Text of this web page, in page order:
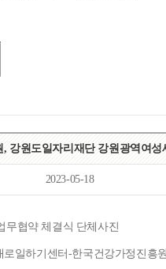
강원도일자리재단 강원광역여
2023-05-18